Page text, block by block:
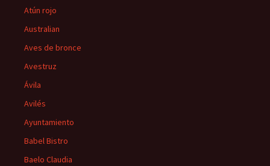
Atún rojo
Australian
Aves de bronce
Avestruz
Ávila
Avilés
Ayuntamiento
Babel Bistro
Baelo Claudia